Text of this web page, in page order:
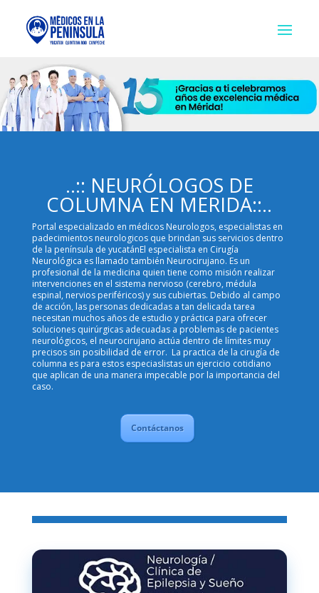
..:: NEURÓLOGOS DE
COLUMNA EN MERIDA::..
Portal especializado en médicos Neurologos, especialistas en
padecimientos neurologicos que brindan sus servicios dentro
de la península de yucatánEl especialista en Cirugía
Neurológica es llamado también Neurocirujano. Es un
profesional de la medicina quien tiene como misión realizar
intervenciones en el sistema nervioso (cerebro, médula
espinal, nervios periféricos) y sus cubiertas. Debido al campo
de acción, las personas dedicadas a tan delicada tarea
necesitan muchos años de estudio y práctica para ofrecer
soluciones quirúrgicas adecuadas a problemas de pacientes
neurológicos, el neurocirujano actúa dentro de límites muy
precisos sin posibilidad de error. La practica de la cirugía de
columna es para estos especiaslistas un ejercicio cotidiano
que aplican de una manera impecable por la importancia del
caso.
Contáctanos